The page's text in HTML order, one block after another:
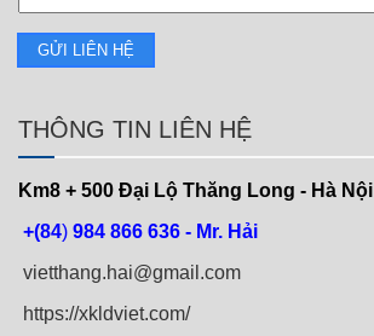
THÔNG TIN LIÊN HỆ
Km8 + 500 Đại Lộ Thăng Long - Hà Nội
+(84) 984 866 636 - Mr. Hải
vietthang.hai@gmail.com
https://xkldviet.com/